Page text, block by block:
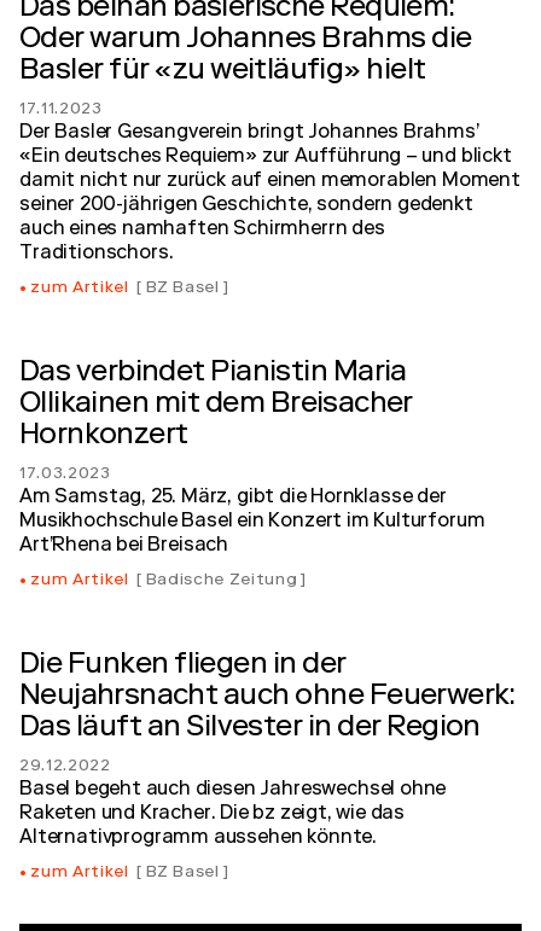
Das beinah baslerische Requiem:
Oder warum Johannes Brahms die
Basler für «zu weitläufig» hielt
17.11.2023
Der Basler Gesangverein bringt Johannes Brahms’
«Ein deutsches Requiem» zur Aufführung – und blickt
damit nicht nur zurück auf einen memorablen Moment
seiner 200-jährigen Geschichte, sondern gedenkt
auch eines namhaften Schirmherrn des
Traditionschors.
zum Artikel BZ Basel
Das verbindet Pianistin Maria
Ollikainen mit dem Breisacher
Hornkonzert
17.03.2023
Am Samstag, 25. März, gibt die Hornklasse der
Musikhochschule Basel ein Konzert im Kulturforum
Art’Rhena bei Breisach
zum Artikel Badische Zeitung
Die Funken fliegen in der
Neujahrsnacht auch ohne Feuerwerk:
Das läuft an Silvester in der Region
29.12.2022
Basel begeht auch diesen Jahreswechsel ohne
Raketen und Kracher. Die bz zeigt, wie das
Alternativprogramm aussehen könnte.
zum Artikel BZ Basel